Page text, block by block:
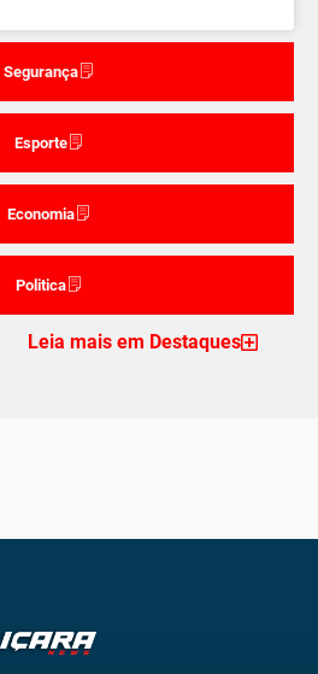
Segurança
Esporte
Economia
Politica
Leia mais em Destaques